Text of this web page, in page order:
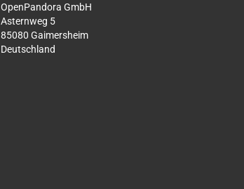
OpenPandora GmbH
Asternweg 5
85080 Gaimersheim
Deutschland